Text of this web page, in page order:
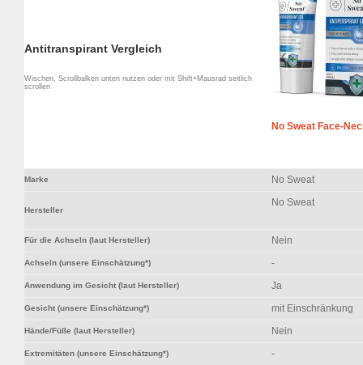
Antitranspirant Vergleich
Wischen, Scrollbalken unten nutzen oder mit Shift+Mausrad seitlich
scrollen
No Sweat Face-
Marke No Sweat
Hersteller
No Sweat
Für die Achseln (laut Hersteller) Nein
Achseln (unsere Einschätzung*) -
Anwendung im Gesicht (laut Hersteller) Ja
Gesicht (unsere Einschätzung*) mit Einschränkung
Hände/Füße (laut Hersteller) Nein
Extremitäten (unsere Einschätzung*) -